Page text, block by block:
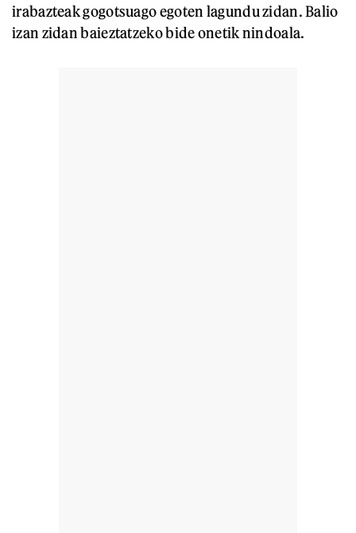
irabazteak gogotsuago egoten lagundu zidan. Balio
izan zidan baieztatzeko bide onetik nindoala.